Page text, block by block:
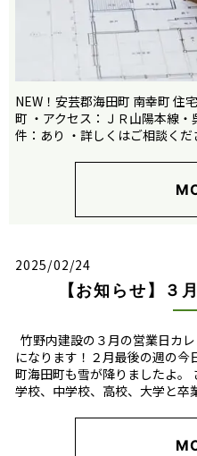
NEW！安芸郡海田町 南幸町 住
町 ・アクセス：ＪＲ山陽本線
件：あり ・詳しくはご相談
2025/02/24
【お知らせ】３
竹野内建設の３月の営業日カ
になります！２月最後の週の
町海田町も雪が降りましたよ。
学校、中学校、高校、大学と